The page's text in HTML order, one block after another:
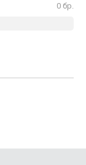
[mm]
[mm]
0 бр.